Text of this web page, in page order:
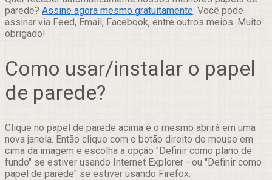
parede? Assine agora mesmo gratuitamente. Você pode
assinar via Feed, Email, Facebook, entre outros meios. Muito
obrigado!
Como usar/instalar o papel
de parede?
Clique no papel de parede acima e o mesmo abrirá em uma
nova janela. Então clique com o botão direito do mouse em
cima da imagem e escolha a opção "Definir como plano de
fundo" se estiver usando Internet Explorer - ou "Definir como
papel de parede" se estiver usando Firefox.